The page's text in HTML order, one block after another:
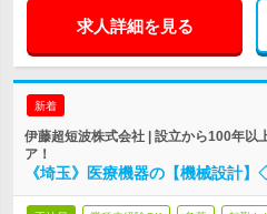
求人詳細を見る
新着
伊藤超短波株式会社 | 設立から100年以
ア！
《埼玉》医療機器の【機械設計